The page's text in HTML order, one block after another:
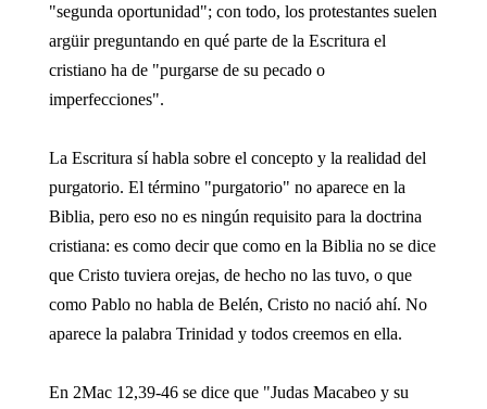
"segunda oportunidad"; con todo, los protestantes suelen
argüir preguntando en qué parte de la Escritura el
cristiano ha de "purgarse de su pecado o
imperfecciones".
La Escritura sí habla sobre el concepto y la realidad del
purgatorio. El término "purgatorio" no aparece en la
Biblia, pero eso no es ningún requisito para la doctrina
cristiana: es como decir que como en la Biblia no se dice
que Cristo tuviera orejas, de hecho no las tuvo, o que
como Pablo no habla de Belén, Cristo no nació ahí. No
aparece la palabra Trinidad y todos creemos en ella.
En 2Mac 12,39-46 se dice que "Judas Macabeo y su